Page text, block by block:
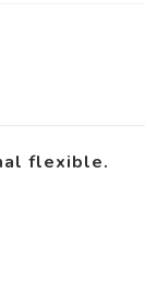
flexible.